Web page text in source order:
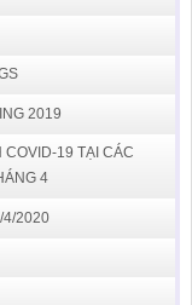
2019
COVID-19 TẠI CÁC
4
4/2020